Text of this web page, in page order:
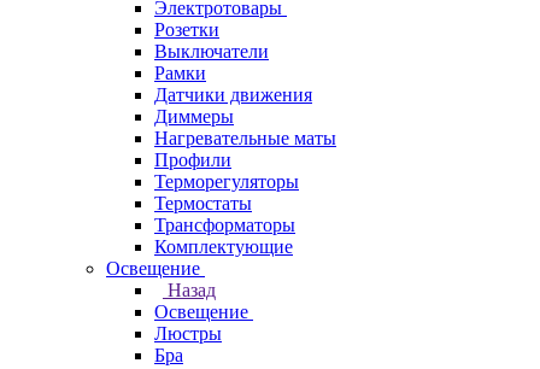
Электротовары
Розетки
Выключатели
Рамки
Датчики движения
Диммеры
Нагревательные маты
Профили
Терморегуляторы
Термостаты
Трансформаторы
Комплектующие
Освещение
Назад
Освещение
Люстры
Бра